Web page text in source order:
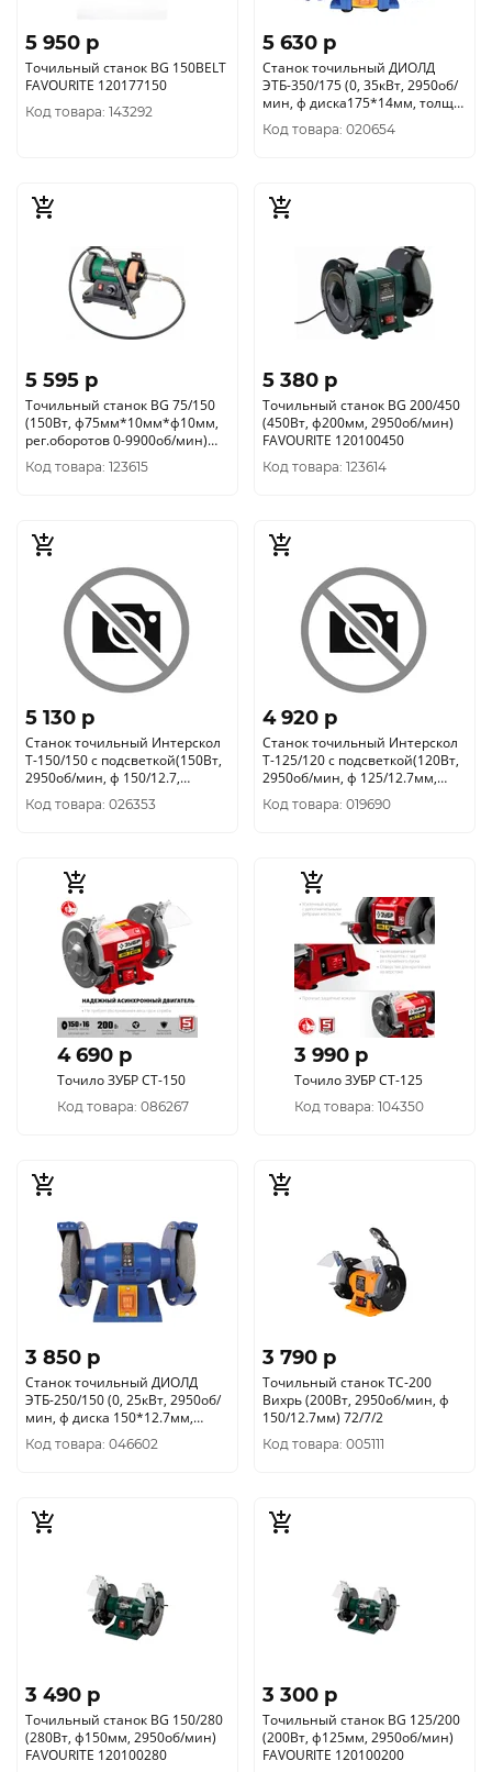
5 950 p
Точильный станок BG 150BELT
FAVOURITE 120177150
Код товара: 143292
5 630 p
Станок точильный ДИОЛД
ЭТБ-350/175 (0, 35кВт, 2950об/
мин, ф диска175*14мм, толщ
круга 20мм) 20041051
Код товара: 020654
5 595 p
Точильный станок BG 75/150
(150Вт, ф75мм*10мм*ф10мм,
рег.оборотов 0-9900об/мин)
FAVOURITE 120110150
Код товара: 123615
5 380 p
Точильный станок BG 200/450
(450Вт, ф200мм, 2950об/мин)
FAVOURITE 120100450
Код товара: 123614
5 130 p
Станок точильный Интерскол
Т-150/150 с подсветкой(150Вт,
2950об/мин, ф 150/12.7,
толщ16мм) 591.1.0.00
Код товара: 026353
4 920 p
Станок точильный Интерскол
Т-125/120 с подсветкой(120Вт,
2950об/мин, ф 125/12.7мм,
толщ17мм) 539.1.0.00
Код товара: 019690
4 690 p
Точило ЗУБР СТ-150
Код товара: 086267
3 990 p
Точило ЗУБР СТ-125
Код товара: 104350
3 850 p
Станок точильный ДИОЛД
ЭТБ-250/150 (0, 25кВт, 2950об/
мин, ф диска 150*12.7мм,
толщ круга16мм) 20041031
Код товара: 046602
3 790 p
Точильный станок ТС-200
Вихрь (200Вт, 2950об/мин, ф
150/12.7мм) 72/7/2
Код товара: 005111
3 490 p
Точильный станок BG 150/280
(280Вт, ф150мм, 2950об/мин)
FAVOURITE 120100280
3 300 p
Точильный станок BG 125/200
(200Вт, ф125мм, 2950об/мин)
FAVOURITE 120100200